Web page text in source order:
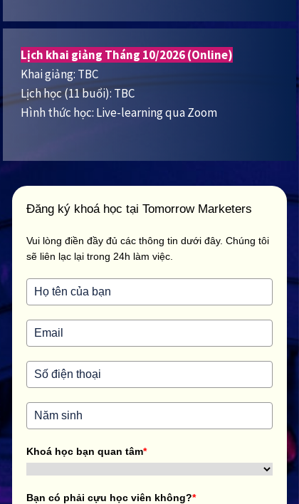
Đăng ký khoá học tại Tomorrow Marketers
Vui lòng điền đầy đủ các thông tin dưới đây. Chúng tôi
sẽ liên lạc lại trong 24h làm việc.
Khoá học bạn quan tâm*
Bạn có phải cựu học viên không?*
Lịch khai giảng Tháng 10/2026 (Online)
Khai giảng: TBC
Lịch học (11 buổi): TBC
Hình thức học: Live-learning qua Zoom